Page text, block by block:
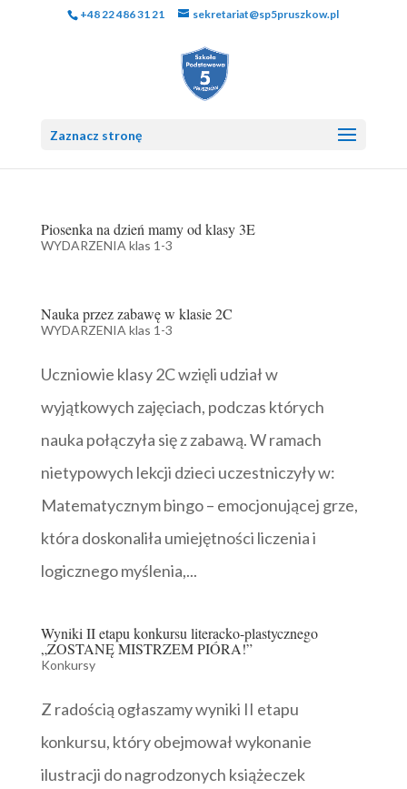
+48 22 486 31 21 sekretariat@sp5pruszkow.pl
Zaznacz stronę
Piosenka na dzień mamy od klasy 3E
WYDARZENIA klas 1-3
Nauka przez zabawę w klasie 2C
WYDARZENIA klas 1-3
Uczniowie klasy 2C wzięli udział w
wyjątkowych zajęciach, podczas których
nauka połączyła się z zabawą. W ramach
nietypowych lekcji dzieci uczestniczyły w:
Matematycznym bingo – emocjonującej grze,
która doskonaliła umiejętności liczenia i
logicznego myślenia,...
Wyniki II etapu konkursu literacko-plastycznego
„ZOSTANĘ MISTRZEM PIÓRA!”
Konkursy
Z radością ogłaszamy wyniki II etapu
konkursu, który obejmował wykonanie
ilustracji do nagrodzonych książeczek